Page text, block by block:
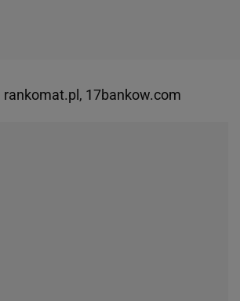
rankomat.pl, 17bankow.com